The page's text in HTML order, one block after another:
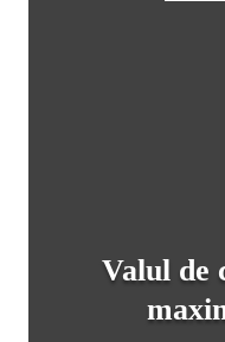
Valul de